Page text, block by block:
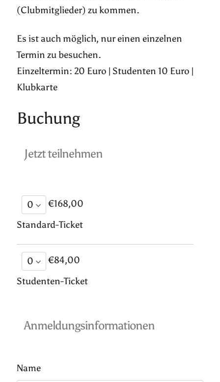
(Clubmitglieder) zu kommen.
Es ist auch möglich, nur einen einzelnen
Termin zu besuchen.
Einzeltermin: 20 Euro | Studenten 10 Euro |
Klubkarte
Buchung
Jetzt teilnehmen
€168,00
Standard-Ticket
€84,00
Studenten-Ticket
Anmeldungsinformationen
Name